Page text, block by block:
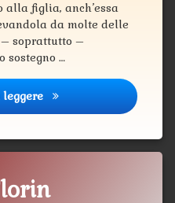
figlia, anch’essa
da molte delle
soprattutto –
sostegno …
La storia di Marinella